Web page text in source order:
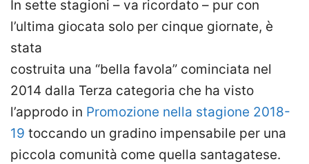
In sette stagioni – va ricordato – pur con
l’ultima giocata solo per cinque giornate, è
stata
costruita una “bella favola” cominciata nel
2014 dalla Terza categoria che ha visto
l’approdo in Promozione nella stagione 2018-
19 toccando un gradino impensabile per una
piccola comunità come quella santagatese.